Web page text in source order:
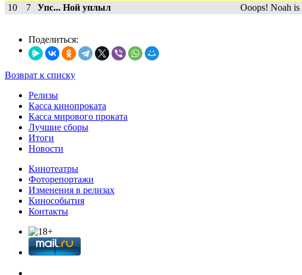
10
7 Упс... Ной уплыл Ooops! Noah is
Поделиться:
Возврат к списку
Релизы
Касса кинопроката
Касса мирового проката
Лучшие сборы
Итоги
Новости
Кинотеатры
Фоторепортажи
Изменения в релизах
Кинособытия
Контакты